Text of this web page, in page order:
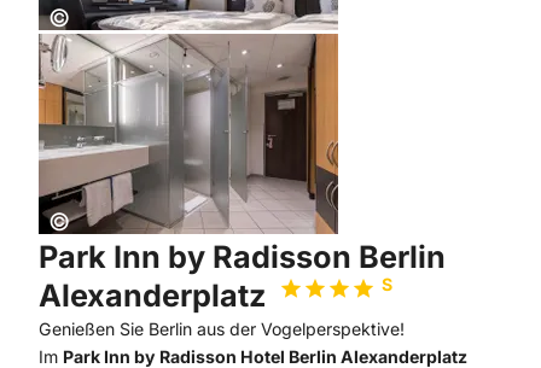
Park Inn by Radisson Berlin
Alexanderplatz
S
Genießen Sie Berlin aus der Vogelperspektive!
Im Park Inn by Radisson Hotel Berlin Alexanderplatz
Copyright:
©
Copyright:
©